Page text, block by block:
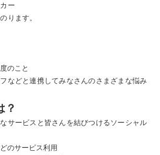
ー
ります。
のこと
などと連携してみなさんのさまざまな悩み
？
サービスと皆さんを結びつけるソーシャル
のサービス利用